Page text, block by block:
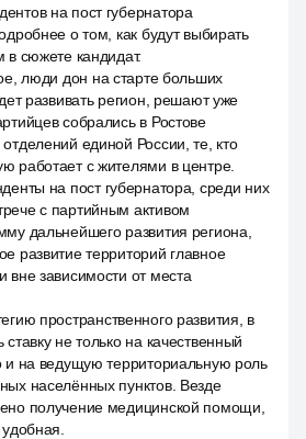
на пост губернатора
о том, как будут выбирать
в сюжете кандидат.
люди дон на старте больших
развивать регион, решают уже
собрались в Ростове
единой России, те, кто
работает с жителями в центре.
на пост губернатора, среди них
с партийным активом
дальнейшего развития региона,
развитие территорий главное
вне зависимости от места
пространственного развития, в
не только на качественный
и на ведущую территориальную роль
населённых пунктов. Везде
получение медицинской помощи,